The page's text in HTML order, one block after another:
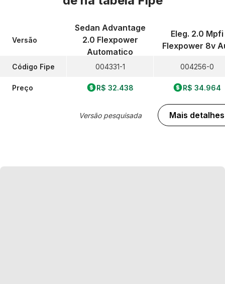
Versão
Código Fipe
Preço
Sedan Advantage
2.0 Flexpower
Automatico
004331-1
R$ 32.438
Versão pesquisada
Eleg. 2.0 Mpfi
Flexpower 8v
004256-0
R$ 34.964
Mais detalhes